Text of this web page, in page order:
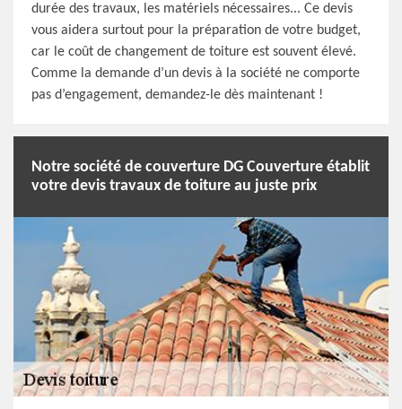
durée des travaux, les matériels nécessaires... Ce devis
vous aidera surtout pour la préparation de votre budget,
car le coût de changement de toiture est souvent élevé.
Comme la demande d’un devis à la société ne comporte
pas d’engagement, demandez-le dès maintenant !
Notre société de couverture DG Couverture établit
votre devis travaux de toiture au juste prix